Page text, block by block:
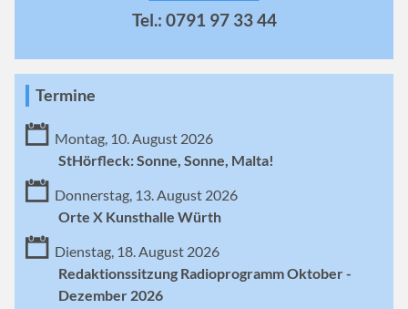
Tel.: 0791 97 33 44
Termine
Montag, 10. August 2026
StHörfleck: Sonne, Sonne, Malta!
Donnerstag, 13. August 2026
Orte X Kunsthalle Würth
Dienstag, 18. August 2026
Redaktionssitzung Radioprogramm Oktober -
Dezember 2026